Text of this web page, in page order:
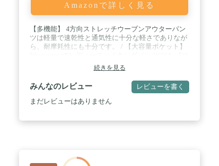
Amazonで詳しく見る
【多機能】 4方向ストレッチウーブンアウターパン
ツは軽量で速乾性と通気性に十分な軽さでありなが
ら、耐摩耗性にも十分です。 / 【大容量ポケット】
の大容量ポケットがあり、アイテムを簡単に収納で
き、便利です。 / 【快適なライフスタイル】このレ
ディースハイキングパンツはドローストリングと伸
縮性のあるウエストバンドが特徴で、アクティブな
ライフスタイルに快適さと耐久性を提供します。 /
ハイキング、キャンプ、ハイキング、サイクリン
続きを見る
みんなのレビュー レビューを書く
まだレビューはありません